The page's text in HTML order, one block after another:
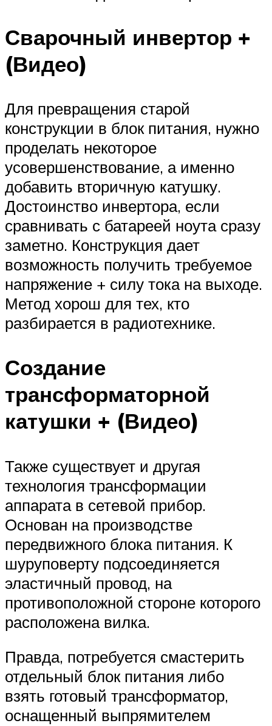
Сварочный инвертор +
(Видео)
Для превращения старой
конструкции в блок питания, нужно
проделать некоторое
усовершенствование, а именно
добавить вторичную катушку.
Достоинство инвертора, если
сравнивать с батареей ноута сразу
заметно. Конструкция дает
возможность получить требуемое
напряжение + силу тока на выходе.
Метод хорош для тех, кто
разбирается в радиотехнике.
Создание
трансформаторной
катушки + (Видео)
Также существует и другая
технология трансформации
аппарата в сетевой прибор.
Основан на производстве
передвижного блока питания. К
шуруповерту подсоединяется
эластичный провод, на
противоположной стороне которого
расположена вилка.
Правда, потребуется смастерить
отдельный блок питания либо
взять готовый трансформатор,
оснащенный выпрямителем